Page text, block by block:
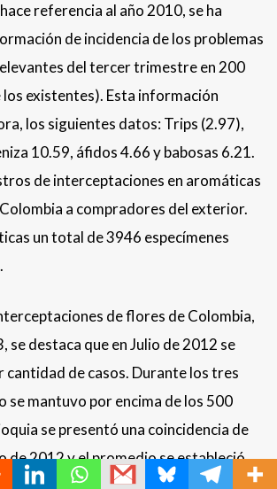
referencia al año 2010, se ha
de incidencia de los problemas
del tercer trimestre en 200
los existentes). Esta información
los siguientes datos: Trips (2.97),
10.59, áfidos 4.66 y babosas 6.21.
de interceptaciones en aromáticas
a compradores del exterior.
un total de 3946 especímenes
de flores de Colombia,
se destaca que en Julio de 2012 se
cantidad de casos. Durante los tres
se mantuvo por encima de los 500
se presentó una coincidencia de
de 2012 y el promedio se estableció